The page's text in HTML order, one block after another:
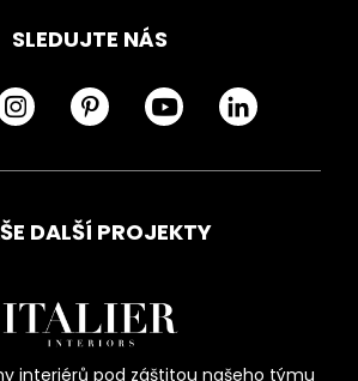
SLEDUJTE NÁS
DALŠÍ PROJEKTY
interiérů pod záštitou našeho týmu